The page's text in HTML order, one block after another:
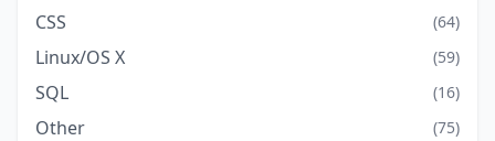
CSS (64)
Linux/OS X (59)
SQL (16)
Other (75)